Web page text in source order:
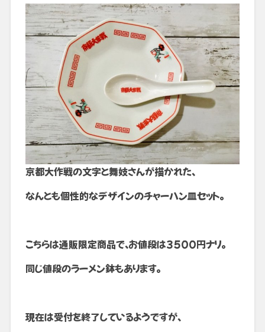
京都大作戦の文字と舞妓さんが描かれた、
なんとも個性的なデザインのチャーハン皿セット。
こちらは通販限定商品で、お値段は3500円ナリ。
同じ値段のラーメン鉢もあります。
現在は受付を終了しているようですが、